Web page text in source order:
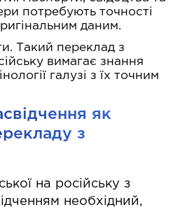
потребують точності
даним.
Такий переклад з
вимагає знання
галузі з їх точним
як
з
на російську з
необхідний,